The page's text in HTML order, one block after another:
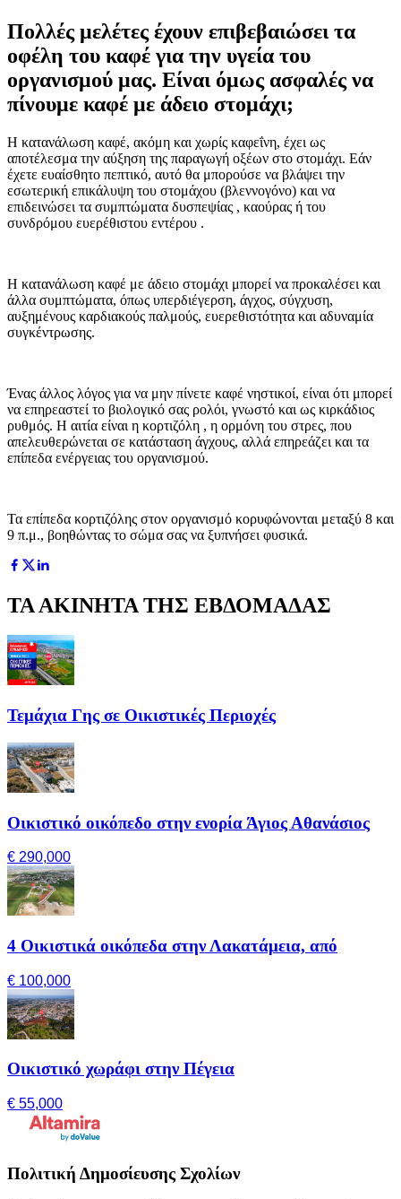
Πολλές μελέτες έχουν επιβεβαιώσει τα
οφέλη του καφέ για την υγεία του
οργανισμού μας. Είναι όμως ασφαλές να
πίνουμε καφέ με άδειο στομάχι;
Η κατανάλωση καφέ, ακόμη και χωρίς καφεΐνη, έχει ως
αποτέλεσμα την αύξηση της παραγωγή οξέων στο στομάχι. Εάν
έχετε ευαίσθητο πεπτικό, αυτό θα μπορούσε να βλάψει την
εσωτερική επικάλυψη του στομάχου (βλεννογόνο) και να
επιδεινώσει τα συμπτώματα δυσπεψίας , καούρας ή του
συνδρόμου ευερέθιστου εντέρου .
Η κατανάλωση καφέ με άδειο στομάχι μπορεί να προκαλέσει και
άλλα συμπτώματα, όπως υπερδιέγερση, άγχος, σύγχυση,
αυξημένους καρδιακούς παλμούς, ευερεθιστότητα και αδυναμία
συγκέντρωσης.
Ένας άλλος λόγος για να μην πίνετε καφέ νηστικοί, είναι ότι μπορεί
να επηρεαστεί το βιολογικό σας ρολόι, γνωστό και ως κιρκάδιος
ρυθμός. Η αιτία είναι η κορτιζόλη , η ορμόνη του στρες, που
απελευθερώνεται σε κατάσταση άγχους, αλλά επηρεάζει και τα
επίπεδα ενέργειας του οργανισμού.
Τα επίπεδα κορτιζόλης στον οργανισμό κορυφώνονται μεταξύ 8 και
9 π.μ., βοηθώντας το σώμα σας να ξυπνήσει φυσικά.
ΤΑ ΑΚΙΝΗΤΑ ΤΗΣ ΕΒΔΟΜΑΔΑΣ
Τεμάχια Γης σε Οικιστικές Περιοχές
Οικιστικό οικόπεδο στην ενορία Άγιος Αθανάσιος
€ 290,000
4 Οικιστικά οικόπεδα στην Λακατάμεια, από
€ 100,000
Οικιστικό χωράφι στην Πέγεια
€ 55,000
Πολιτική Δημοσίευσης Σχολίων